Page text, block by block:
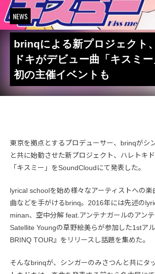
NEWS
brinqによる新プロジェクト
ドキがデビュー曲「キスミ
初の主催イベントも
東京を拠点とするプロデューサー、brinqがシ
と共に始動させた新プロジェクト、ハレトキ
「キスミー」をSoundCloudにて発表した。
lyrical schoolを始め様々なアーティストへの楽
曲などを手がけるbrinq。2016年には先述の
minan、空中分解 feat.アンテナガールのアンテ
Satellite Youngの草野絵美らが参加した1stア
BRINQ TOUR』をリリースし話題を集めた。
そんなbrinqが、シンガーのみさつんと共にタ